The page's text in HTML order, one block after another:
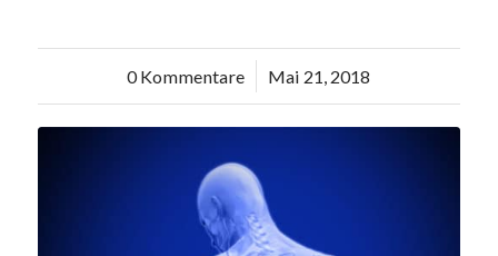
0 Kommentare
/ Mai 21, 2018